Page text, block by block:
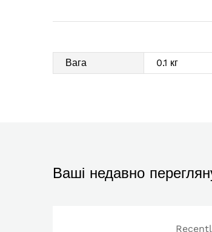
Вага 0.1 кг
Ваші недавно